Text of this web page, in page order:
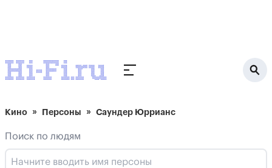
Кино Персоны Саундер Юррианс
Поиск по людям